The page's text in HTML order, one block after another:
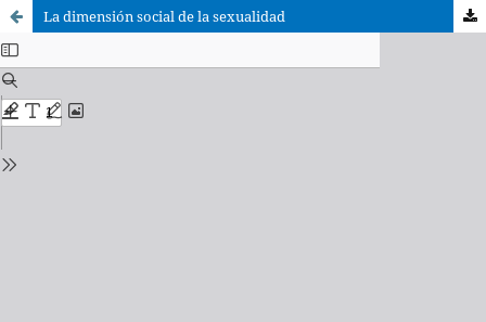
La dimensión social de la sexualidad